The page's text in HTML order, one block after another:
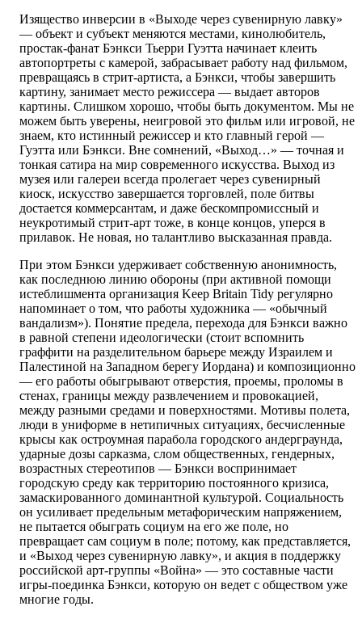
Изящество инверсии в «Выходе через сувенирную лавку»
— объект и субъект меняются местами, кинолюбитель,
простак-фанат Бэнкси Тьерри Гуэтта начинает клеить
автопортреты с камерой, забрасывает работу над фильмом,
превращаясь в стрит-артиста, а Бэнкси, чтобы завершить
картину, занимает место режиссера — выдает авторов
картины. Слишком хорошо, чтобы быть документом. Мы не
можем быть уверены, неигровой это фильм или игровой, не
знаем, кто истинный режиссер и кто главный герой —
Гуэтта или Бэнкси. Вне сомнений, «Выход…» — точная и
тонкая сатира на мир современного искусства. Выход из
музея или галереи всегда пролегает через сувенирный
киоск, искусство завершается торговлей, поле битвы
достается коммерсантам, и даже бескомпромиссный и
неукротимый стрит-арт тоже, в конце концов, уперся в
прилавок. Не новая, но талантливо высказанная правда.
При этом Бэнкси удерживает собственную анонимность,
как последнюю линию обороны (при активной помощи
истеблишмента организация Keep Britain Tidy регулярно
напоминает о том, что работы художника — «обычный
вандализм»). Понятие предела, перехода для Бэнкси важно
в равной степени идеологически (стоит вспомнить
граффити на разделительном барьере между Израилем и
Палестиной на Западном берегу Иордана) и композиционно
— его работы обыгрывают отверстия, проемы, проломы в
стенах, границы между развлечением и провокацией,
между разными средами и поверхностями. Мотивы полета,
люди в униформе в нетипичных ситуациях, бесчисленные
крысы как остроумная парабола городского андерграунда,
ударные дозы сарказма, слом общественных, гендерных,
возрастных стереотипов — Бэнкси воспринимает
городскую среду как территорию постоянного кризиса,
замаскированного доминантной культурой. Социальность
он усиливает предельным метафорическим напряжением,
не пытается обыграть социум на его же поле, но
превращает сам социум в поле; потому, как представляется,
и «Выход через сувенирную лавку», и акция в поддержку
российской арт-группы «Война» — это составные части
игры-поединка Бэнкси, которую он ведет с обществом уже
многие годы.